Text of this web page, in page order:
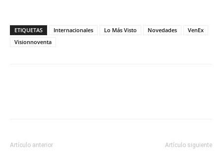
ETIQUETAS Internacionales Lo Más Visto Novedades
VenEx
Visionnoventa
Artículo anterior Artículo siguiente